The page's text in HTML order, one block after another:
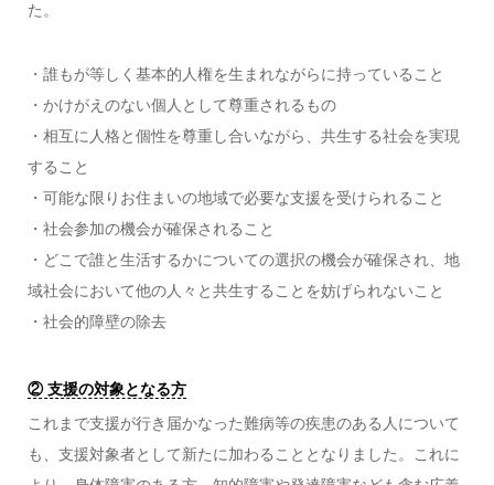
た。
・誰もが等しく基本的人権を生まれながらに持っていること
・かけがえのない個人として尊重されるもの
・相互に人格と個性を尊重し合いながら、共生する社会を実現
すること
・可能な限りお住まいの地域で必要な支援を受けられること
・社会参加の機会が確保されること
・どこで誰と生活するかについての選択の機会が確保され、地
域社会において他の人々と共生することを妨げられないこと
・社会的障壁の除去
② 支援の対象となる方
これまで支援が行き届かなった難病等の疾患のある人について
も、支援対象者として新たに加わることとなりました。これに